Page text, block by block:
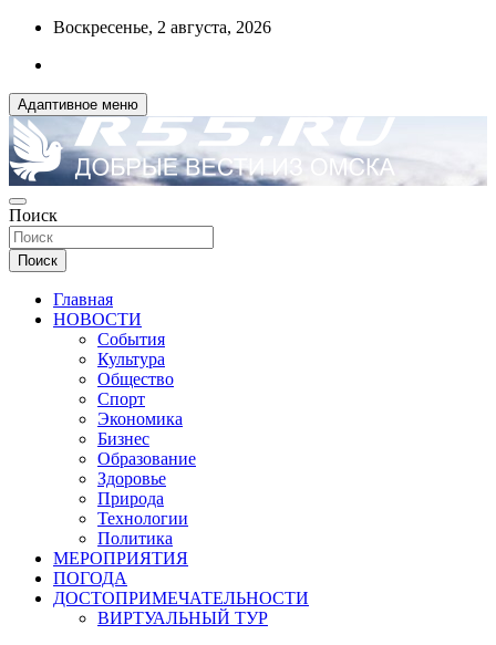
Перейти
содержимому
Воскресенье, 2 августа, 2026
Адаптивное меню
R55.RU
ДОБРЫЕ ВЕСТИ ИЗ ОМСКА
Поиск
Поиск
Главная
НОВОСТИ
События
Культура
Общество
Спорт
Экономика
Бизнес
Образование
Здоровье
Природа
Технологии
Политика
МЕРОПРИЯТИЯ
ПОГОДА
ДОСТОПРИМЕЧАТЕЛЬНОСТИ
ВИРТУАЛЬНЫЙ ТУР